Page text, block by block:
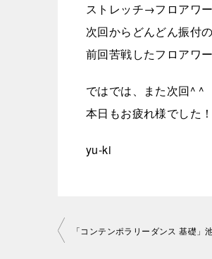
ストレッチ→フロアワ
次回からどんどん振付
前回苦戦したフロアワ
ではでは、また次回^ ^
本日もお疲れ様でした！
yu-ki
投
「コンテンポラリーダンス 基礎